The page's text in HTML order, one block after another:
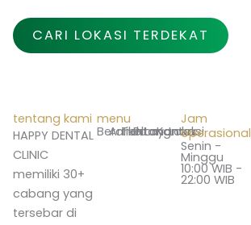
CARI LOKASI TERDEKAT
tentang kami
HAPPY DENTAL
CLINIC
memiliki 30+
cabang yang
tersebar di
menu
Beranda
Artikel
Tentang
Promo
Layanan
Kontak
Lokasi
Jam
operasional
Senin -
Minggu
10:00 WIB -
22:00 WIB